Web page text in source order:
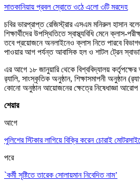
সাতকানিয়ায় প্রবল স্রোতে ওঠে এলো ৩টি মরদেহ
চবির ভারপ্রাপ্ত রেজিস্ট্রার এসএম মনিরুল হাসান
শিক্ষার্থীদের উপস্থিতিতে স্বাস্থ্যবিধি মেনে ক্লাস-
তবে প্রয়োজনে অনলাইনেও ক্লাস নিতে পারবে
পাওয়ার আগ পর্যন্ত আবাসিক হল ও শাটল ট্রেন
এর আগে ১৮ জানুয়ারি থেকে বিশ্ববিদ্যালয়
র‍্যালি, সাংস্কৃতিক অনুষ্ঠান, শিক্ষাসমাপনী অনুষ্ঠান
কোনো অনুষ্ঠান আয়োজনের ক্ষেত্রে নিষেধাজ্ঞা আরোপ
শেয়ার
আগে
পুলিশের স্টিকার লাগিয়ে বিক্রি করেন চোরাই
পরে
`কর্মী সৃষ্টিতে তারেক সোলায়মান নিবেদিত নাম’